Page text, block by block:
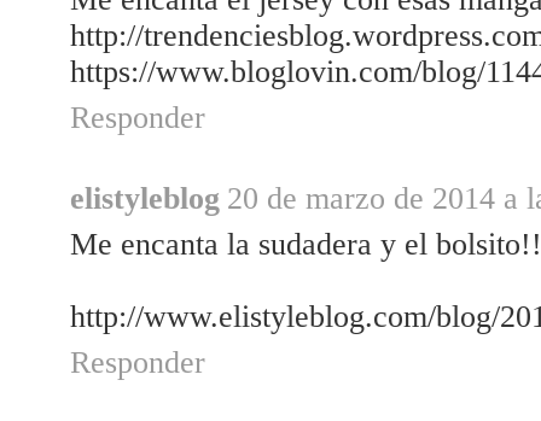
http://
https://www.bloglovin.com/blog/
Responder
elistyleblog 20 de marzo de 2014 a
Me encanta la sudadera y el bolsito!!
http://www.elistyleblog.com/blog/
Responder